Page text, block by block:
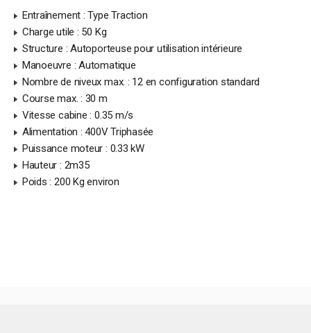
Entraînement : Type Traction
Charge utile : 50 Kg
Structure : Autoporteuse pour utilisation intérieure
Manoeuvre : Automatique
Nombre de niveux max. : 12 en configuration standard
Course max. : 30 m
Vitesse cabine : 0.35 m/s
Alimentation : 400V Triphasée
Puissance moteur : 0.33 kW
Hauteur : 2m35
Poids : 200 Kg environ